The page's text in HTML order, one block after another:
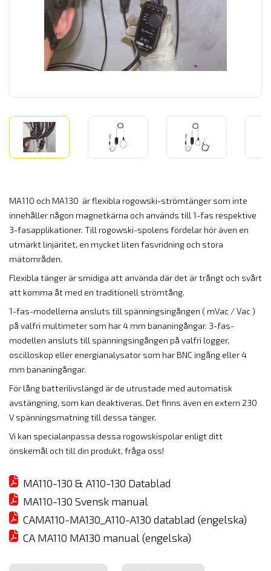
MA110 och MA130 är flexibla rogowski-strömtänger som inte
innehåller någon magnetkärna och används till 1-fas respektive
3-fasapplikationer. Till rogowski-spolens fördelar hör även en
utmärkt linjäritet, en mycket liten fasvridning och stora
mätområden.
Flexibla tänger är smidiga att använda där det är trångt och svårt
att komma åt med en traditionell strömtång.
1-fas-modellerna ansluts till spänningsingången ( mVac / Vac )
på valfri multimeter som har 4 mm bananingångar. 3-fas-
modellen ansluts till spänningsingången på valfri logger,
oscilloskop eller energianalysator som har BNC ingång eller 4
mm bananingångar.
För lång batterilivslängd är de utrustade med automatisk
avstängning, som kan deaktiveras. Det finns även en extern 230
V spänningsmatning till dessa tänger.
Vi kan specialanpassa dessa rogowskispolar enligt ditt
önskemål och till din produkt, fråga oss!
MA110-130 & A110-130 Datablad
MA110-130 Svensk manual
CAMA110-MA130_A110-A130 datablad (engelska)
CA MA110 MA130 manual (engelska)